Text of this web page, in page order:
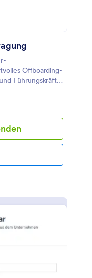
Offboarding-
Führungskräfte
und
in Jotform.